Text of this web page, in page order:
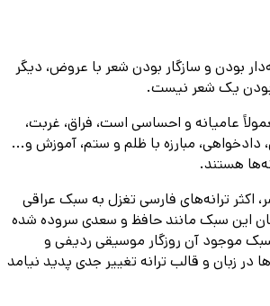
بودن و سازگار بودن شعر با عروض، دیگر
بودن یک شعر نیست.
عامیانه و احساسی است، فراق، غربت،
مبارزه با ظلم و ستم، آموزش و...
هستند.
اکثر ترانه‌های فارسی تغزل به سبک عراقی
این سبک مانند حافظ و سعدی سروده شده
موجود آن روزگار موسیقی ردیفی و
در زبان و قالب ترانه تغییر جدی پدید نیامد